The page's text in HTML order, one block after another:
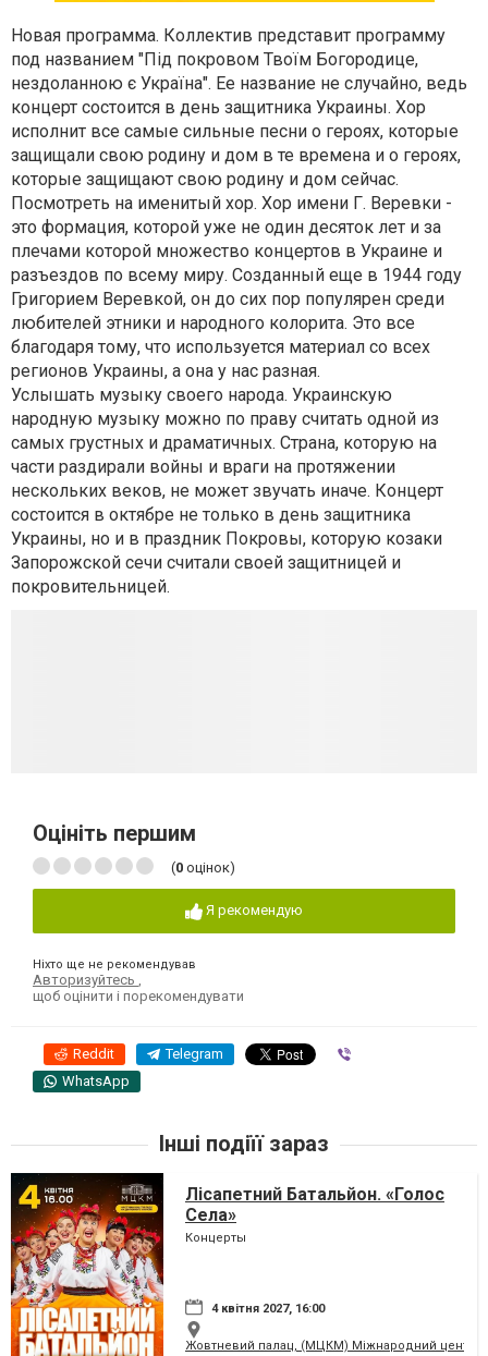
Новая программа. Коллектив представит программу
под названием "Під покровом Твоїм Богородице,
нездоланною є Україна". Ее название не случайно, ведь
концерт состоится в день защитника Украины. Хор
исполнит все самые сильные песни о героях, которые
защищали свою родину и дом в те времена и о героях,
которые защищают свою родину и дом сейчас.
Посмотреть на именитый хор. Хор имени Г. Веревки -
это формация, которой уже не один десяток лет и за
плечами которой множество концертов в Украине и
разъездов по всему миру. Созданный еще в 1944 году
Григорием Веревкой, он до сих пор популярен среди
любителей этники и народного колорита. Это все
благодаря тому, что используется материал со всех
регионов Украины, а она у нас разная.
Услышать музыку своего народа. Украинскую
народную музыку можно по праву считать одной из
самых грустных и драматичных. Страна, которую на
части раздирали войны и враги на протяжении
нескольких веков, не может звучать иначе. Концерт
состоится в октябре не только в день защитника
Украины, но и в праздник Покровы, которую козаки
Запорожской сечи считали своей защитницей и
покровительницей.
Оцініть першим
(0 оцінок)
Я рекомендую
Ніхто ще не рекомендував
Авторизуйтесь
щоб оцінити і порекомендувати
Reddit Telegram
WhatsApp
Інші подіїї зараз
Лісапетний Батальйон. «Голос
Села»
Концерты
4 квітня 2027, 16:00
Жовтневий палац, (МЦКМ) Міжнародний центр